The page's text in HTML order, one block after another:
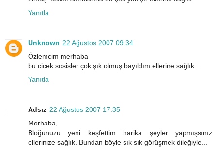
Yanıtla
Unknown 22 Ağustos 2007 09:34
Özlemcim merhaba
bu cicek sosisler çok şık olmuş bayıldım ellerine sağlık...
Yanıtla
Adsız 22 Ağustos 2007 17:35
Merhaba,
Bloğunuzu yeni keşfettim harika şeyler yapmışsınız
ellerinize sağlık. Bundan böyle sık sık görüşmek dileğiyle...